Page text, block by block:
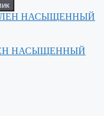
НАСЫЩЕННЫЙ